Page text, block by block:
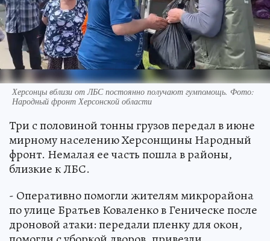
Херсонцы вблизи от ЛБС постоянно получают гумпомощь. Фото:
Народный фронт Херсонской области
Три с половиной тонны грузов передал в июне
мирному населению Херсонщины Народный
фронт. Немалая ее часть пошла в районы,
близкие к ЛБС.
- Оперативно помогли жителям микрорайона
по улице Братьев Коваленко в Геническе после
дроновой атаки: передали пленку для окон,